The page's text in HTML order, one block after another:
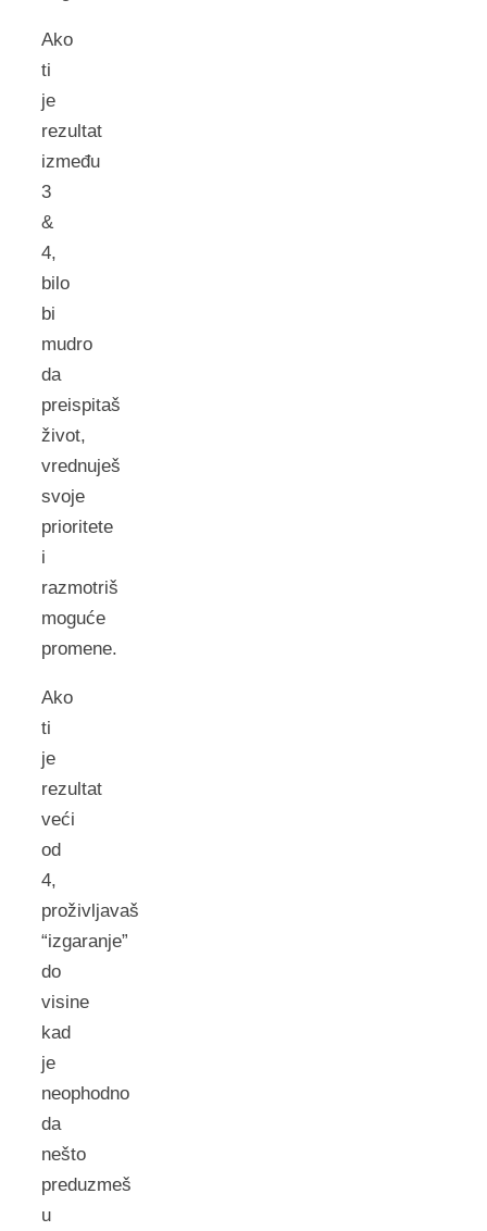
Ako
ti
je
rezultat
između
3
&
4,
bilo
bi
mudro
da
preispitaš
život,
vrednuješ
svoje
prioritete
i
razmotriš
moguće
promene.
Ako
ti
je
rezultat
veći
od
4,
proživljavaš
“izgaranje”
do
visine
kad
je
neophodno
da
nešto
preduzmeš
u